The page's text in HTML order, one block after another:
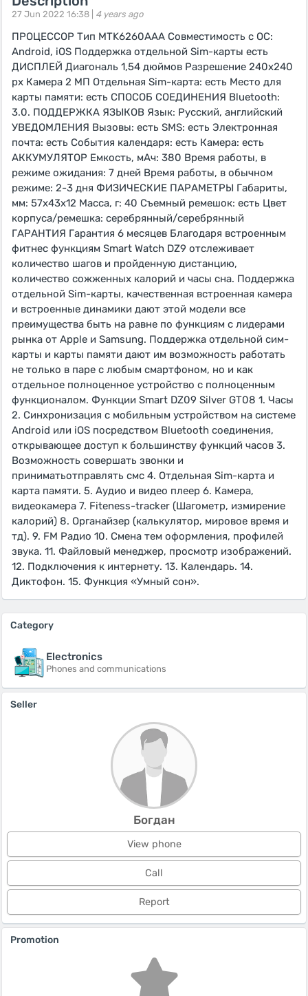
27 Jun 2022 16:38 | 4 years ago
ПРОЦЕССОР Тип MTK6260AAA Совместимость с ОС:
Android, iOS Поддержка отдельной Sim-карты есть
ДИСПЛЕЙ Диагональ 1,54 дюймов Разрешение 240х240
px Камера 2 МП Отдельная Sim-карта: есть Место для
карты памяти: есть СПОСОБ СОЕДИНЕНИЯ Bluetooth:
3.0. ПОДДЕРЖКА ЯЗЫКОВ Язык: Русский, английский
УВЕДОМЛЕНИЯ Вызовы: есть SMS: есть Электронная
почта: есть События календаря: есть Камера: есть
АККУМУЛЯТОР Емкость, мАч: 380 Время работы, в
режиме ожидания: 7 дней Время работы, в обычном
режиме: 2-3 дня ФИЗИЧЕСКИЕ ПАРАМЕТРЫ Габариты,
мм: 57x43x12 Масса, г: 40 Съемный ремешок: есть Цвет
корпуса/ремешка: серебрянный/серебрянный
ГАРАНТИЯ Гарантия 6 месяцев Благодаря встроенным
фитнес функциям Smart Watch DZ9 отслеживает
количество шагов и пройденную дистанцию,
количество сожженных калорий и часы сна. Поддержка
отдельной Sim-карты, качественная встроенная камера
и встроенные динамики дают этой модели все
преимущества быть на равне по функциям с лидерами
рынка от Apple и Samsung. Поддержка отдельной сим-
карты и карты памяти дают им возможность работать
не только в паре с любым смартфоном, но и как
отдельное полноценное устройство с полноценным
функционалом. Функции Smart DZ09 Silver GT08 1. Часы
2. Синхронизация с мобильным устройством на системе
Android или iOS посредством Bluetooth соединения,
открывающее доступ к большинству функций часов 3.
Возможность совершать звонки и
приниматьотправлять смс 4. Отдельная Sim-карта и
карта памяти. 5. Аудио и видео плеер 6. Камера,
видеокамера 7. Fiteness-tracker (Шагометр, измирение
калорий) 8. Органайзер (калькулятор, мировое время и
тд). 9. FM Радио 10. Смена тем оформления, профилей
звука. 11. Файловый менеджер, просмотр изображений.
12. Подключения к интернету. 13. Календарь. 14.
Диктофон. 15. Функция «Умный сон».
Category
Electronics
Phones and communications
Seller
Богдан
View phone
Call
Report
Promotion